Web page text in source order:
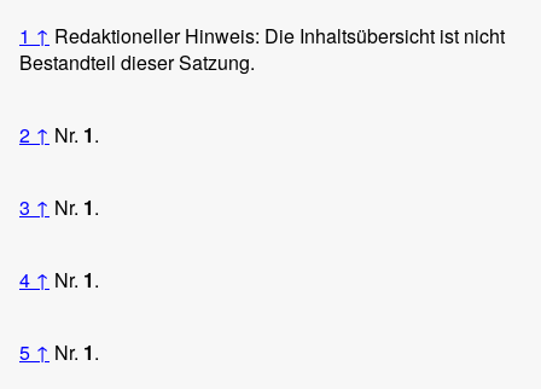
1 ↑ Redaktioneller Hinweis: Die Inhaltsübersicht ist nicht
Bestandteil dieser Satzung.
2 ↑ Nr. 1.
3 ↑ Nr. 1.
4 ↑ Nr. 1.
5 ↑ Nr. 1.